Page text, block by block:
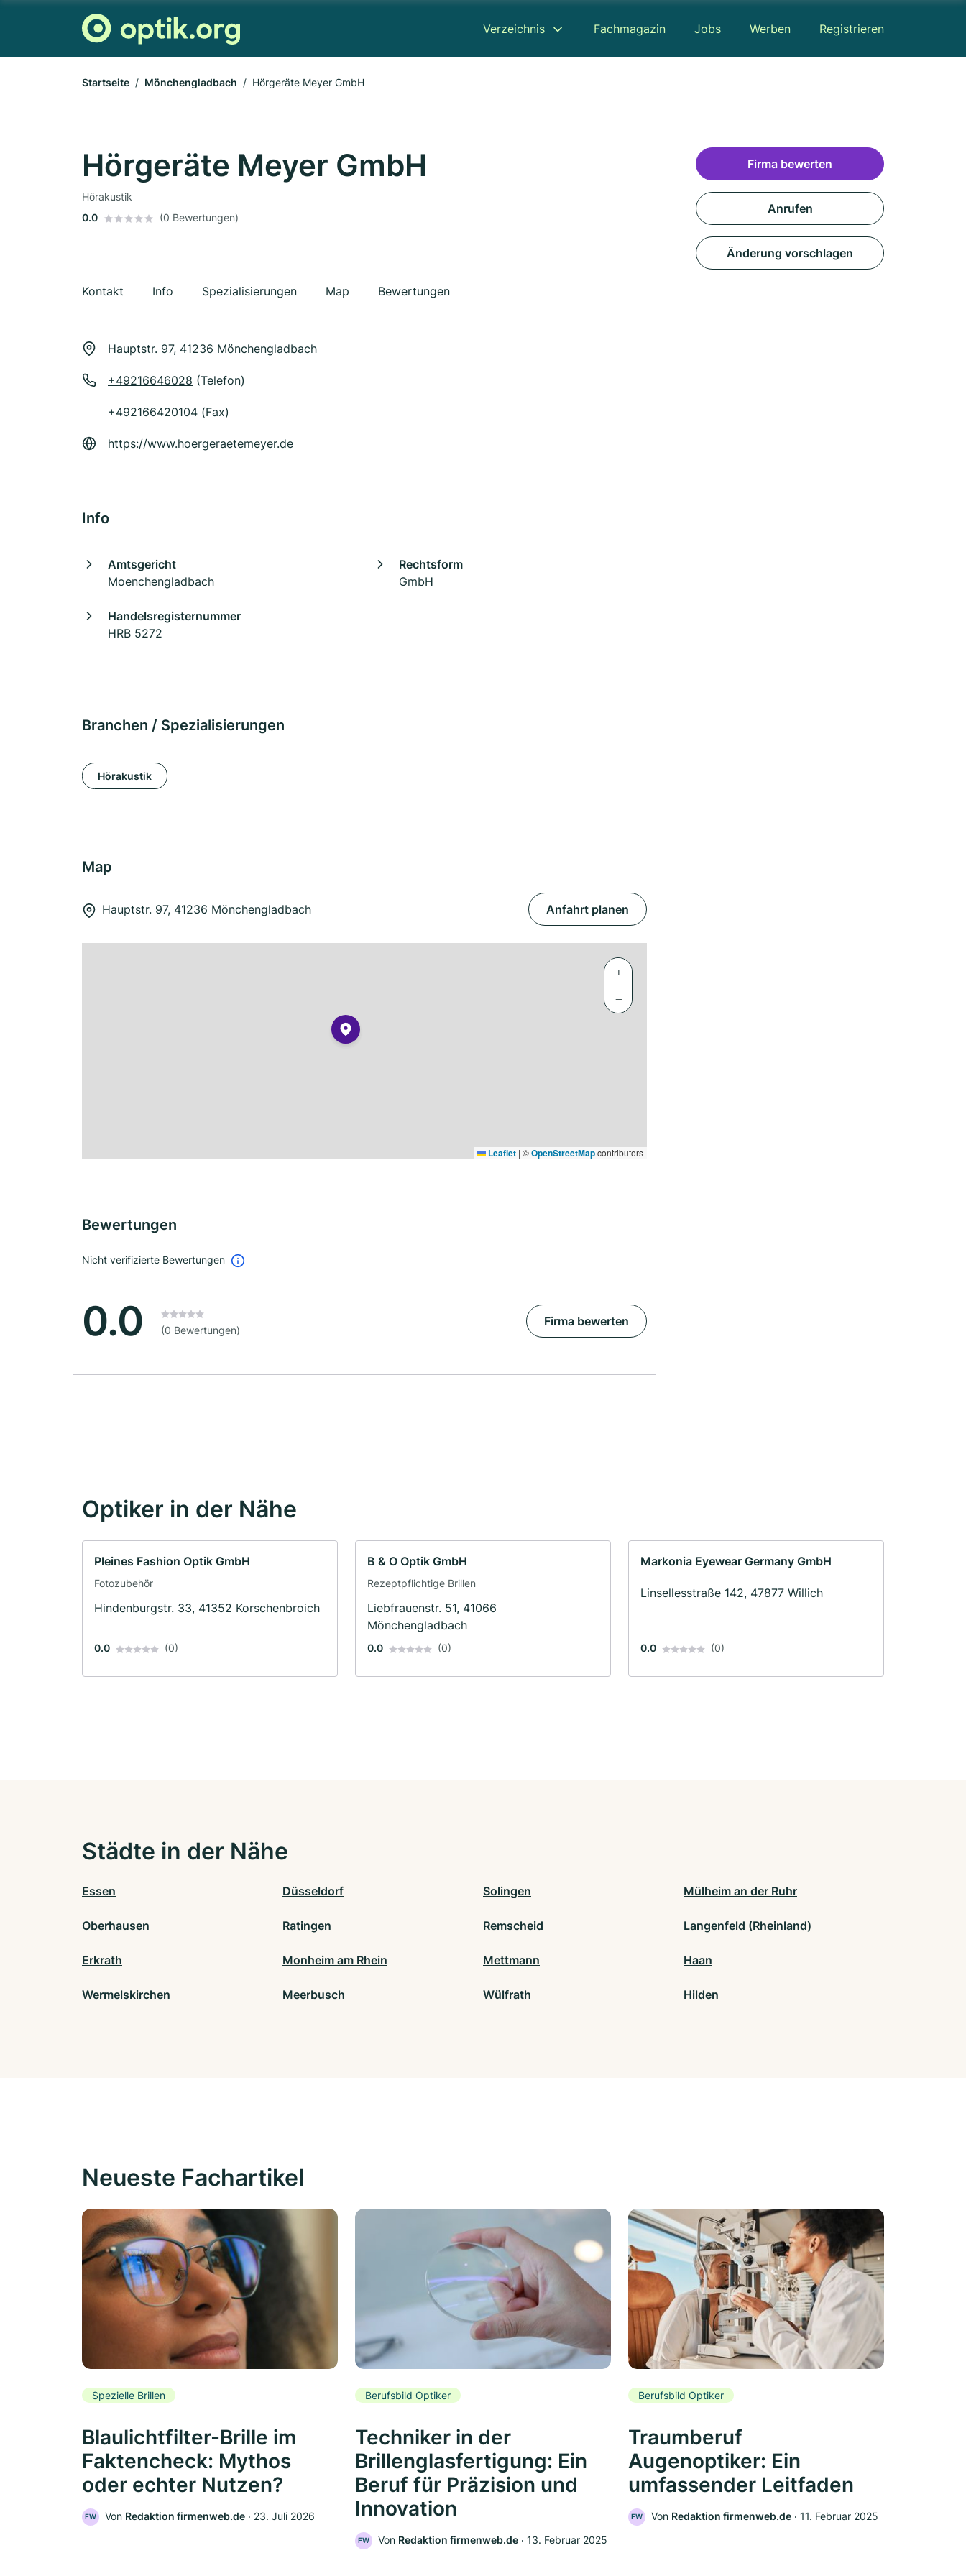
Verzeichnis Fachmagazin Jobs Werben Registrieren
Startseite Mönchengladbach Hörgeräte Meyer GmbH
Hörgeräte Meyer GmbH
Hörakustik
0.0
(0 Bewertungen)
Kontakt Info Spezialisierungen Map Bewertungen
Hauptstr. 97, 41236 Mönchengladbach
+49216646028 (Telefon)
+492166420104 (Fax)
https://www.hoergeraetemeyer.de
Info
Amtsgericht
Moenchengladbach
Rechtsform
GmbH
Handelsregisternummer
HRB 5272
Branchen / Spezialisierungen
Hörakustik
Map
Hauptstr. 97, 41236 Mönchengladbach Anfahrt planen
+
−
Leaflet | ©OpenStreetMapcontributors
Bewertungen
Nicht verifizierte Bewertungen
0.0 (0 Bewertungen)
Firma bewerten
Firma bewerten
Anrufen
Änderung vorschlagen
Optiker in der Nähe
Pleines Fashion Optik GmbH
Fotozubehör
Hindenburgstr. 33, 41352 Korschenbroich
0.0 (0)
B & O Optik GmbH
Rezeptpflichtige Brillen
Liebfrauenstr. 51, 41066
Mönchengladbach
0.0 (0)
Markonia Eyewear Germany GmbH
Linsellesstraße 142, 47877 Willich
0.0 (0)
Städte in der Nähe
Essen Düsseldorf Solingen Mülheim an der Ruhr
Oberhausen Ratingen Remscheid Langenfeld (Rheinland)
Erkrath Monheim am Rhein Mettmann Haan
Wermelskirchen Meerbusch Wülfrath Hilden
Neueste Fachartikel
Spezielle Brillen
Blaulichtfilter-Brille im
Faktencheck: Mythos
oder echter Nutzen?
FW Von Redaktion firmenweb.de ‧ 23. Juli 2026
Berufsbild Optiker
Techniker in der
Brillenglasfertigung: Ein
Beruf für Präzision und
Innovation
FW Von Redaktion firmenweb.de ‧ 13. Februar 2025
Berufsbild Optiker
Traumberuf
Augenoptiker: Ein
umfassender Leitfaden
FW Von Redaktion firmenweb.de ‧ 11. Februar 2025